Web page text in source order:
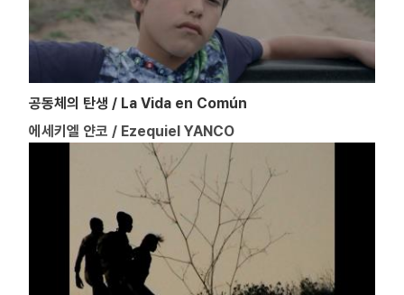
공동체의 탄생 / La Vida en Común
에세키엘 얀코 / Ezequiel YANCO